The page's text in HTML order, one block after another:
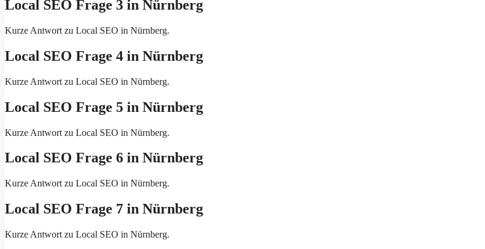
Local SEO Frage 3 in Nürnberg
Kurze Antwort zu Local SEO in Nürnberg.
Local SEO Frage 4 in Nürnberg
Kurze Antwort zu Local SEO in Nürnberg.
Local SEO Frage 5 in Nürnberg
Kurze Antwort zu Local SEO in Nürnberg.
Local SEO Frage 6 in Nürnberg
Kurze Antwort zu Local SEO in Nürnberg.
Local SEO Frage 7 in Nürnberg
Kurze Antwort zu Local SEO in Nürnberg.